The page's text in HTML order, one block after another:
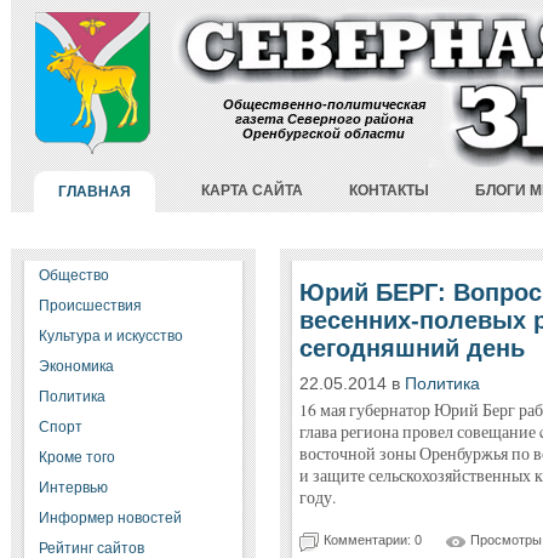
Общественно-политическая
газета Северного района
Оренбургской области
ГЛАВНАЯ КАРТА САЙТА КОНТАКТЫ БЛОГИ
Общество
Происшествия
Культура и искусство
Экономика
Политика
Спорт
Кроме того
Интервью
Информер новостей
Рейтинг сайтов
Юрий БЕРГ: Вопрос
весенних-полевых
сегодняшний день
22.05.2014 в Политика
16 мая губернатор Юрий Берг
глава региона провел
восточной зоны Оренбуржья по
и защите сельскохозяйственных
году.
Комментарии: 0